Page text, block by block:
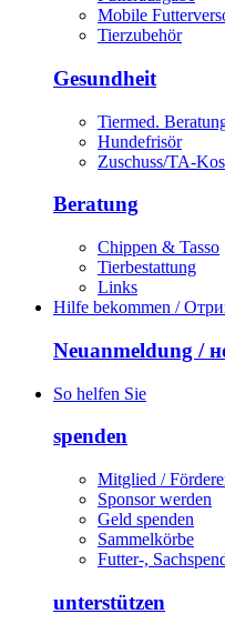
Mobile
Tierzubehör
Gesundheit
Tiermed.
Hundefrisör
Zuschuss/TA-
Beratung
Chippen & Tasso
Tierbestattung
Links
Hilfe bekommen /
Neuanmeldung /
So helfen Sie
spenden
Mitglied /
Sponsor werden
Geld spenden
Sammelkörbe
Futter-,
unterstützen